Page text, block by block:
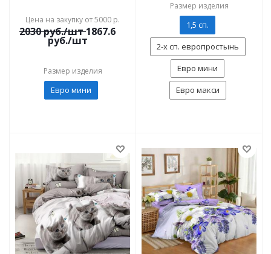
Цена на закупку от 5000 р.
2030руб./шт 1867.6
руб./шт
Размер изделия
Евро мини
Размер изделия
1,5 сп.
2-х сп. европростынь
Евро мини
Евро макси